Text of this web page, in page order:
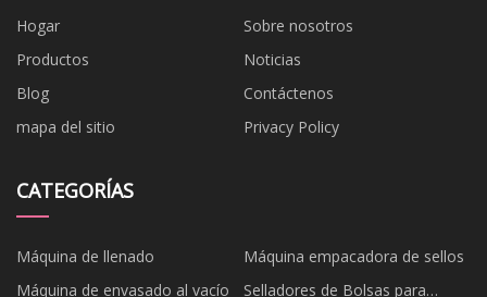
Hogar
Sobre nosotros
Productos
Noticias
Blog
Contáctenos
mapa del sitio
Privacy Policy
CATEGORÍAS
Máquina de llenado
Máquina empacadora de sellos
Máquina de envasado al vacío
Selladores de Bolsas para